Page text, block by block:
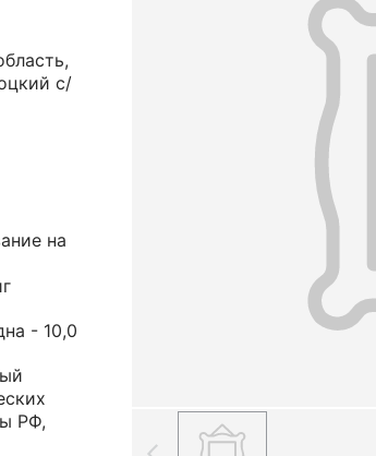
с/
на
- 10,0
РФ,